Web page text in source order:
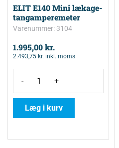
ELIT E140 Mini lækage-
tangamperemeter
Varenummer: 3104
1.995,00kr.
2.493,75 kr. inkl. moms
- +
Læg i kurv